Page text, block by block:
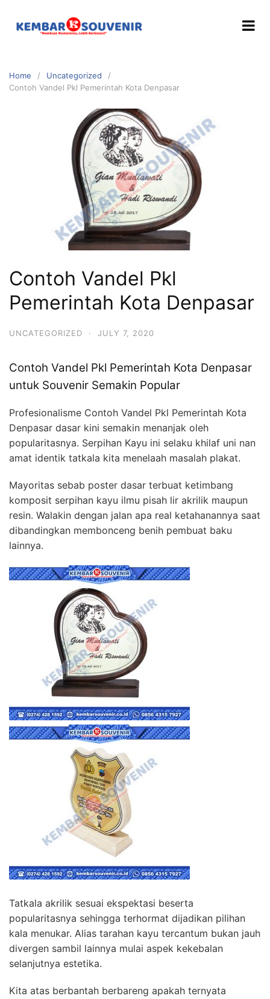
Home
Uncategorized
Contoh Vandel Pkl Pemerintah Kota Denpasar
Contoh Vandel Pkl
Pemerintah Kota Denpasar
UNCATEGORIZED · JULY 7, 2020
Contoh Vandel Pkl Pemerintah Kota Denpasar
untuk Souvenir Semakin Popular
Profesionalisme Contoh Vandel Pkl Pemerintah Kota
Denpasar dasar kini semakin menanjak oleh
popularitasnya. Serpihan Kayu ini selaku khilaf uni nan
amat identik tatkala kita menelaah masalah plakat.
Mayoritas sebab poster dasar terbuat ketimbang
komposit serpihan kayu ilmu pisah lir akrilik maupun
resin. Walakin dengan jalan apa real ketahanannya saat
dibandingkan membonceng benih pembuat baku
lainnya.
Tatkala akrilik sesuai ekspektasi beserta
popularitasnya sehingga terhormat dijadikan pilihan
kala menukar. Alias tarahan kayu tercantum bukan jauh
divergen sambil lainnya mulai aspek kekebalan
selanjutnya estetika.
Kita atas berbantah berbareng apakah ternyata